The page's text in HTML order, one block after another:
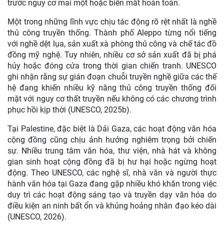
trước nguy cơ mai một hoặc biến mất hoàn toàn.
Một trong những lĩnh vực chịu tác động rõ rệt nhất là nghề
thủ công truyền thống. Thành phố Aleppo từng nổi tiếng
với nghề dệt lụa, sản xuất xà phòng thủ công và chế tác đồ
đồng mỹ nghệ. Tuy nhiên, nhiều cơ sở sản xuất đã bị phá
hủy hoặc đóng cửa trong thời gian chiến tranh. UNESCO
ghi nhận rằng sự gián đoạn chuỗi truyền nghề giữa các thế
hệ đang khiến nhiều kỹ năng thủ công truyền thống đối
mặt với nguy cơ thất truyền nếu không có các chương trình
phục hồi kịp thời (UNESCO, 2025b).
Tại Palestine, đặc biệt là Dải Gaza, các hoạt động văn hóa
cộng đồng cũng chịu ảnh hưởng nghiêm trọng bởi chiến
sự. Nhiều trung tâm văn hóa, thư viện, nhà hát và không
gian sinh hoạt cộng đồng đã bị hư hại hoặc ngừng hoạt
động. Theo UNESCO, các nghệ sĩ, nhà văn và người thực
hành văn hóa tại Gaza đang gặp nhiều khó khăn trong việc
duy trì các hoạt động sáng tạo và truyền dạy văn hóa do
điều kiện an ninh bất ổn và khủng hoảng nhân đạo kéo dài
(UNESCO, 2026).